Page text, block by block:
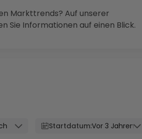
Markttrends? Auf unserer
Sie Informationen auf einen Blick.
Startdatum:Vor 3 Jahren